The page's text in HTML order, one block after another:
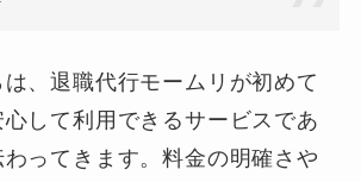
、退職代行モームリが初めて
して利用できるサービスであ
ってきます。料金の明確さや